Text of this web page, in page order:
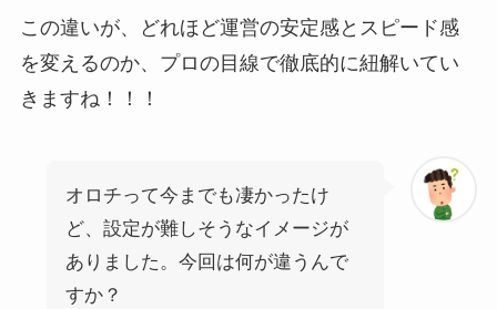
この違いが、どれほど運営の安定感とスピード感
を変えるのか、プロの目線で徹底的に紐解いてい
きますね！！！
オロチって今までも凄かったけ
ど、設定が難しそうなイメージが
ありました。今回は何が違うんで
すか？